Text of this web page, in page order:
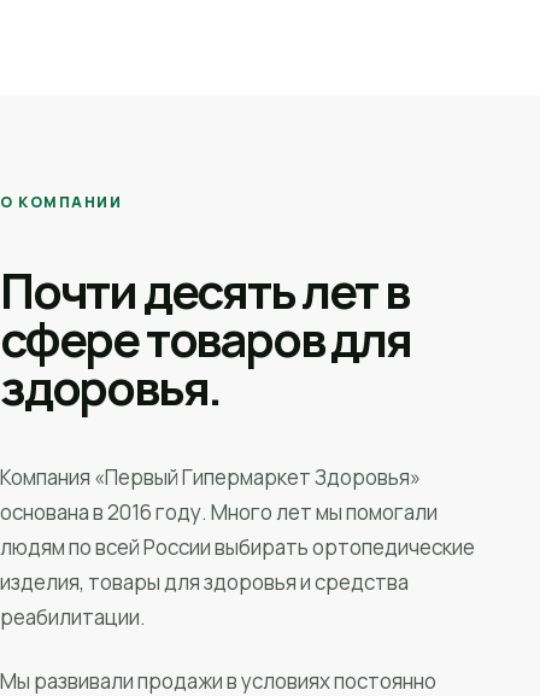
О КОМПАНИИ
Почти десять лет в
сфере товаров для
здоровья.
Компания «Первый Гипермаркет Здоровья»
основана в 2016 году. Много лет мы помогали
людям по всей России выбирать ортопедические
изделия, товары для здоровья и средства
реабилитации.
Мы развивали продажи в условиях постоянно